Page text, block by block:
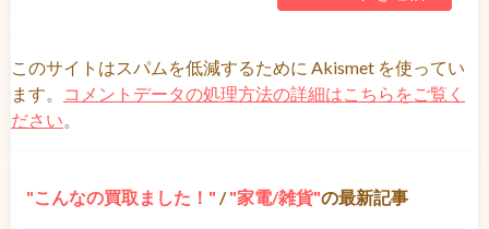
このサイトはスパムを低減するために Akismet を使ってい
ます。
コメントデータの処理方法の詳細はこちらをご覧く
ださい
こんなの買取ました！ / 家電/雑貨 の最新記事